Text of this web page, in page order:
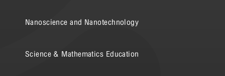
Nanoscience and Nanotechnology
Science & Mathematics Education